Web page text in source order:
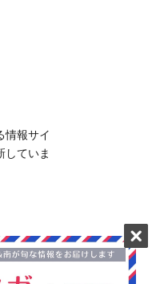
情報サイ
していま